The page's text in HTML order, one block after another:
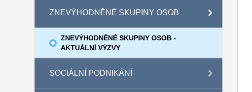
ZNEVÝHODNĚNÉ SKUPINY OSOB
ZNEVÝHODNĚNÉ SKUPINY OSOB -
AKTUÁLNÍ VÝZVY
SOCIÁLNÍ PODNIKÁNÍ